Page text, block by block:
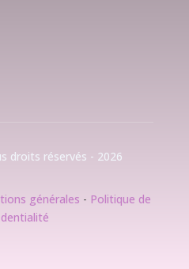
droits réservés - 2026
générales - Politique de